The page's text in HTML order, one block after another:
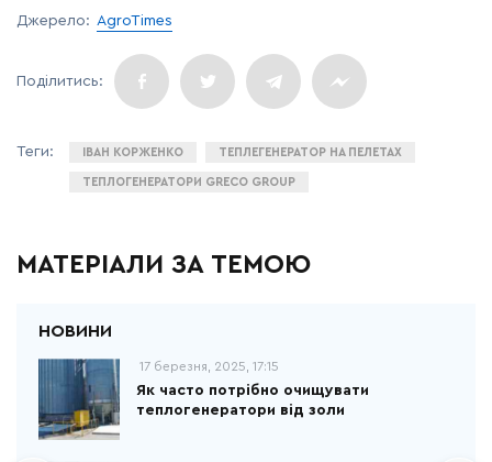
Джерело: AgroTimes
ІВАН КОРЖЕНКО ТЕПЛЕГЕНЕРАТОР НА ПЕЛЕТАХ
ТЕПЛОГЕНЕРАТОРИ GRECO GROUP
МАТЕРІАЛИ ЗА ТЕМОЮ
17 березня, 2025, 17:15
Як часто потрібно очищувати
теплогенератори від золи